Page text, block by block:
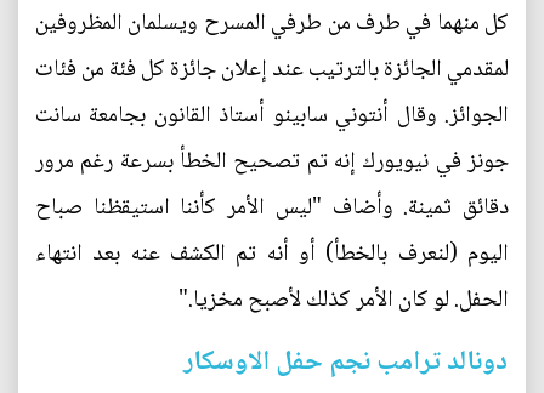
كل منهما في طرف من طرفي المسرح ويسلمان المظروفين
لمقدمي الجائزة بالترتيب عند إعلان جائزة كل فئة من فئات
الجوائز. وقال أنتوني سابينو أستاذ القانون بجامعة سانت
جونز في نيويورك إنه تم تصحيح الخطأ بسرعة رغم مرور
دقائق ثمينة. وأضاف "ليس الأمر كأننا استيقظنا صباح
اليوم (لنعرف بالخطأ) أو أنه تم الكشف عنه بعد انتهاء
الحفل. لو كان الأمر كذلك لأصبح مخزيا."
دونالد ترامب نجم حفل الاوسكار